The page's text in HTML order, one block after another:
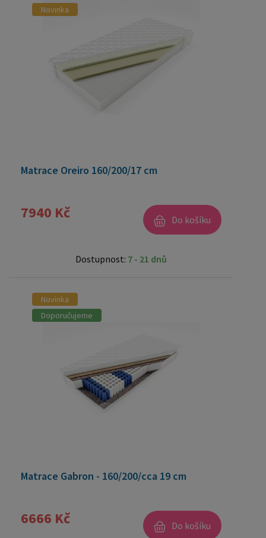
Novinka
Matrace Oreiro 160/200/17 cm
7940 Kč Do košíku
Dostupnost: 7 - 21 dnů
Novinka
Doporučujeme
Matrace Gabron - 160/200/cca 19 cm
6666 Kč Do košíku